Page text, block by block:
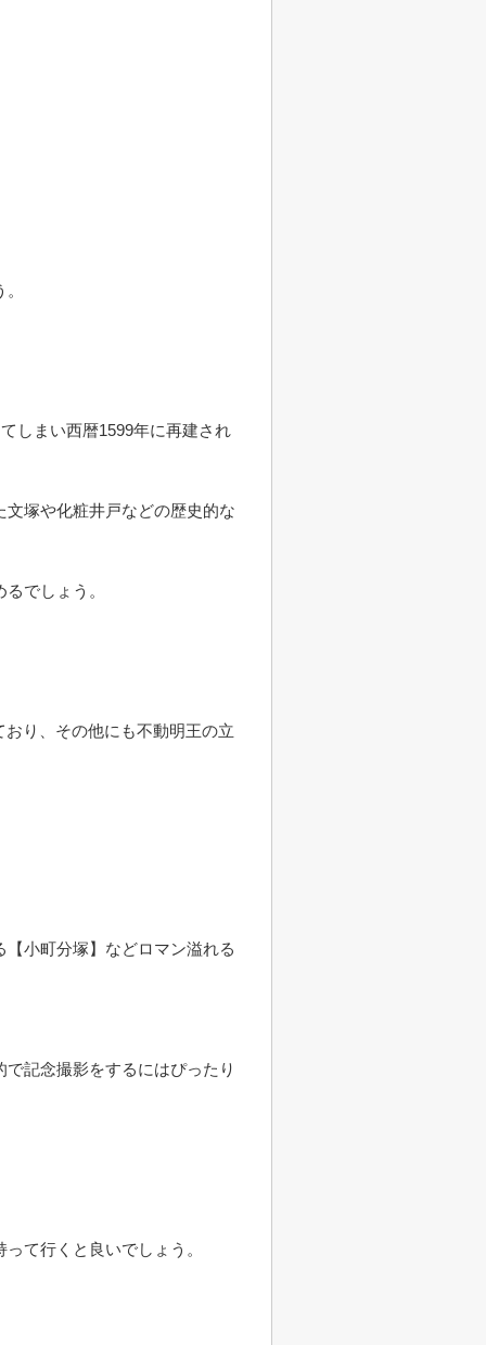
しまい西暦1599年に再建され
塚や化粧井戸などの歴史的な
でしょう。
り、その他にも不動明王の立
小町分塚】などロマン溢れる
記念撮影をするにはぴったり
て行くと良いでしょう。